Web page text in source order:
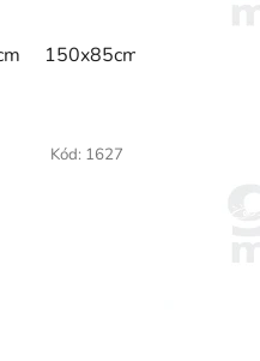
150x85cm
Kód: 1627